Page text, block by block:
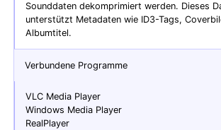
Sounddaten dekomprimiert werden. Dieses
unterstützt Metadaten wie ID3-Tags,
Albumtitel.
Verbundene Programme
VLC Media Player
Windows Media Player
RealPlayer